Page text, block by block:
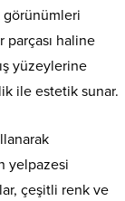
görünümleri
haline
yüzeylerine
ile estetik sunar.
yelpazesi
çeşitli renk ve